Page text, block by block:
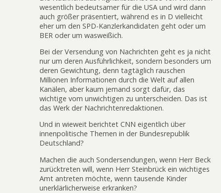
wesentlich bedeutsamer für die USA und wird dann
auch größer präsentiert, während es in D vielleicht
eher um den SPD-Kanzlerkandidaten geht oder um
BER oder um wasweißich.
Bei der Versendung von Nachrichten geht es ja nicht
nur um deren Ausführlichkeit, sondern besonders um
deren Gewichtung, denn tagtäglich rauschen
Millionen Informationen durch die Welt auf allen
Kanälen, aber kaum jemand sorgt dafür, das
wichtige vom unwichtigen zu unterscheiden. Das ist
das Werk der Nachrichtenredaktionen.
Und in wieweit berichtet CNN eigentlich über
innenpolitische Themen in der Bundesrepublik
Deutschland?
Machen die auch Sondersendungen, wenn Herr Beck
zurücktreten will, wenn Herr Steinbrück ein wichtiges
Amt antreten möchte, wenn tausende Kinder
unerklärlicherweise erkranken?